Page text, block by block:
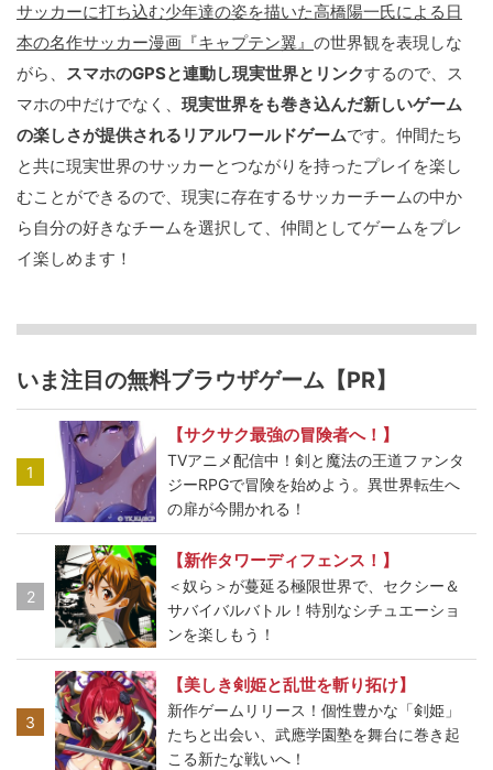
サッカーに打ち込む少年達の姿を描いた高橋陽一氏による日
本の名作サッカー漫画『キャプテン翼』 の世界観を表現しな
がら、 スマホのGPSと連動し現実世界とリンクするので、ス
マホの中だけでなく、 現実世界をも巻き込んだ新しいゲーム
の楽しさが提供されるリアルワールドゲームです。仲間たち
と共に現実世界のサッカーとつながりを持ったプレイを楽し
むことができるので、現実に存在するサッカーチームの中か
ら自分の好きなチームを選択して、仲間としてゲームをプレ
イ楽しめます！
いま注目の無料ブラウザゲーム【PR】
1
【サクサク最強の冒険者へ！】
TVアニメ配信中！剣と魔法の王道ファンタ
ジーRPGで冒険を始めよう。異世界転生へ
の扉が今開かれる！
2
【新作タワーディフェンス！】
＜奴ら＞が蔓延る極限世界で、セクシー＆
サバイバルバトル！特別なシチュエーショ
ンを楽しもう！
3
【美しき剣姫と乱世を斬り拓け】
新作ゲームリリース！個性豊かな「剣姫」
たちと出会い、武應学園塾を舞台に巻き起
こる新たな戦いへ！